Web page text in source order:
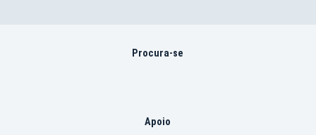
Procura-se
Apoio